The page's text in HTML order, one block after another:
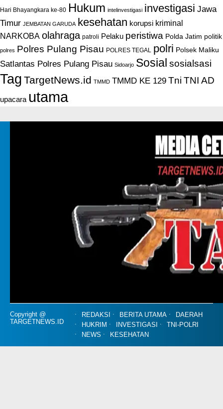
Hari Bhayangkara ke-80 Hukum intelinvestigasi investigasi Jawa
Timur JEMBATAN GARUDA kesehatan korupsi kriminal
NARKOBA olahraga patroli Pelaku peristiwa Polda Jatim politik
polres Polres Pulang Pisau POLRES TEGAL polri Polsek Maliku
Satlantas Polres Pulang Pisau Sidoarjo Sosial sosialsasi
Tag TargetNews.id TMMD TMMD KE 129 Tni TNI AD
upacara utama
Copyright @
TARGETNEWS.ID
REDAKSI BERITA UTAMA
DAERAH
HUKRIM
INVESTIGASI
TNI-POLRI
NEWS
KESEHATAN